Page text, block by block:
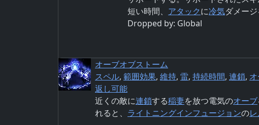
短い時間、 アタックに冷気ダメージ
Dropped by: Global
オーブオブストーム
スペル, 範囲効果, 維持, 雷, 持続時間, 連鎖,
返し可能
近くの敵に連鎖する稲妻を放つ電気のオーブ
れると、 ライトニングインフュージョンの